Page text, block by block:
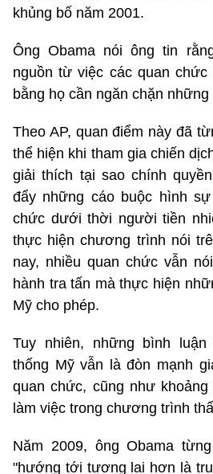
khủng bố năm 2001.
Ông Obama nói ông tin
nguồn từ việc các quan
bằng họ cần ngăn chặn
Theo AP, quan điểm này đã
thể hiện khi tham gia chiến
giải thích tại sao chính
đẩy những cáo buộc hình
chức dưới thời người tiền
thực hiện chương trình nói
nay, nhiều quan chức vẫn
hành tra tấn mà thực hiện
Mỹ cho phép.
Tuy nhiên, những bình
thống Mỹ vẫn là đòn mạnh
quan chức, cũng như
làm việc trong chương trình
Năm 2009, ông Obama
"hướng tới tương lai hơn là